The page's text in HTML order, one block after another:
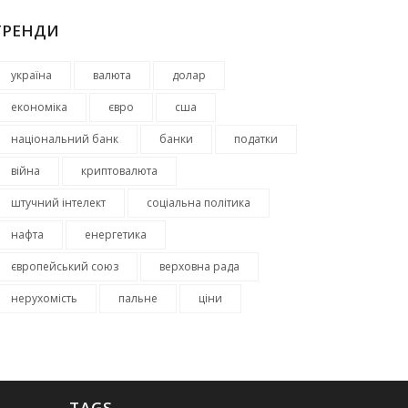
україна валюта долар
економіка євро сша
національний банк банки податки
війна криптовалюта
штучний інтелект соціальна політика
нафта енергетика
європейський союз верховна рада
нерухомість пальне ціни